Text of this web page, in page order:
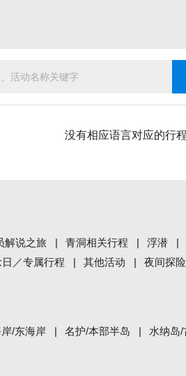
没有相应语言对应的行程
解说之旅 青洞相关行程 浮潜
／专属行程 其他活动 夜间探险
/东海岸 名护/本部半岛 水纳岛